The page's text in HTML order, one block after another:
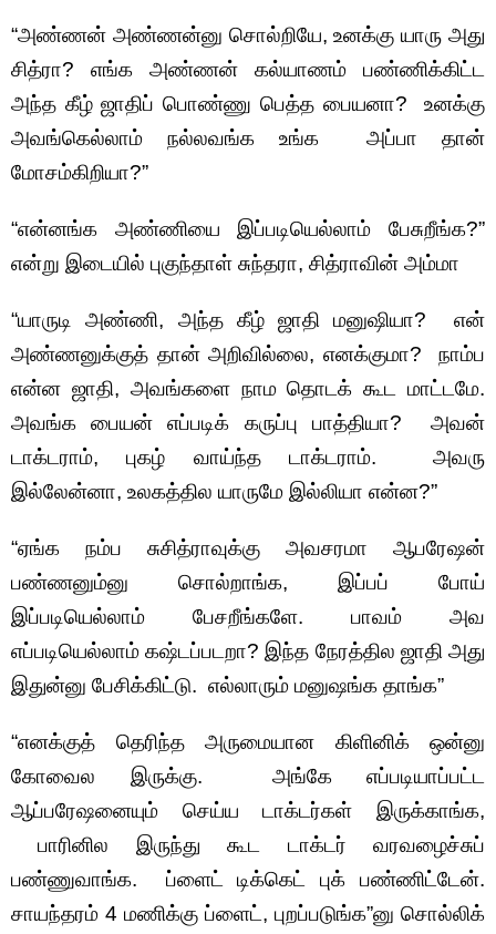
“அண்ணன் அண்ணன்னு சொல்றியே, உனக்கு யாரு அது
சித்ரா? எங்க அண்ணன் கல்யாணம் பண்ணிக்கிட்ட
அந்த கீழ் ஜாதிப் பொண்ணு பெத்த பையனா? உனக்கு
அவங்கெல்லாம் நல்லவங்க உங்க அப்பா தான்
மோசம்கிறியா?”
“என்னங்க அண்ணியை இப்படியெல்லாம் பேசுறீங்க?”
என்று இடையில் புகுந்தாள் சுந்தரா, சித்ராவின் அம்மா
“யாருடி அண்ணி, அந்த கீழ் ஜாதி மனுஷியா? என்
அண்ணனுக்குத் தான் அறிவில்லை, எனக்குமா? நாம்ப
என்ன ஜாதி, அவங்களை நாம தொடக் கூட மாட்டமே.
அவங்க பையன் எப்படிக் கருப்பு பாத்தியா? அவன்
டாக்டராம், புகழ் வாய்ந்த டாக்டராம். அவரு
இல்லேன்னா, உலகத்தில யாருமே இல்லியா என்ன?”
“ஏங்க நம்ப சுசித்ராவுக்கு அவசரமா ஆபரேஷன்
பண்ணனும்னு சொல்றாங்க, இப்பப் போய்
இப்படியெல்லாம் பேசறீங்களே. பாவம் அவ
எப்படியெல்லாம் கஷ்டப்படறா? இந்த நேரத்தில ஜாதி அது
இதுன்னு பேசிக்கிட்டு. எல்லாரும் மனுஷங்க தாங்க”
“எனக்குத் தெரிந்த அருமையான கிளினிக் ஒன்னு
கோவைல இருக்கு. அங்கே எப்படியாப்பட்ட
ஆப்பரேஷனையும் செய்ய டாக்டர்கள் இருக்காங்க,
பாரினில இருந்து கூட டாக்டர் வரவழைச்சுப்
பண்ணுவாங்க. ப்ளைட் டிக்கெட் புக் பண்ணிட்டேன்.
சாயந்தரம் 4 மணிக்கு ப்ளைட், புறப்படுங்க”னு சொல்லிக்